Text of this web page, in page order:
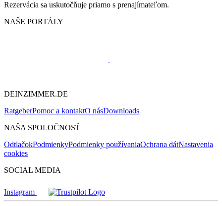
Rezervácia sa uskutočňuje priamo s prenajímateľom.
NAŠE PORTÁLY
DEINZIMMER.DE
RatgeberPomoc a kontaktO násDownloads
NAŠA SPOLOČNOSŤ
OdtlačokPodmienkyPodmienky používaniaOchrana dátNastavenia
cookies
SOCIAL MEDIA
Instagram